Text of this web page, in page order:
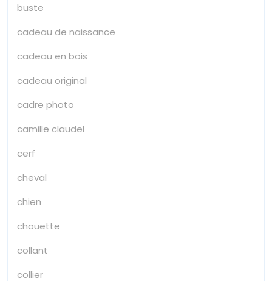
buste
cadeau de naissance
cadeau en bois
cadeau original
cadre photo
camille claudel
cerf
cheval
chien
chouette
collant
collier